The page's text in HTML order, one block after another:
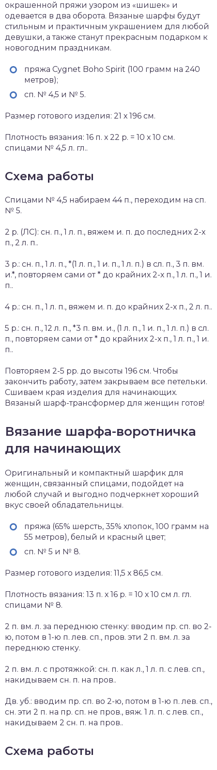
окрашенной пряжи узором из «шишек» и
одевается в два оборота. Вязаные шарфы будут
стильным и практичным украшением для любой
девушки, а также станут прекрасным подарком к
новогодним праздникам.
пряжа Cygnet Boho Spirit (100 грамм на 240
метров);
сп. № 4,5 и № 5.
Размер готового изделия: 21 х 196 см.
Плотность вязания: 16 п. х 22 р. = 10 х 10 см.
спицами № 4,5 л. гл..
Схема работы
Спицами № 4,5 набираем 44 п., переходим на сп.
№ 5.
2 р. (ЛС): сн. п., 1 л. п., вяжем и. п. до последних 2-х
п., 2 л. п..
3 р.: сн. п., 1 л. п., *(1 л. п., 1 и. п., 1 л. п.) в сл. п., 3 п. вм.
и.*, повторяем сами от * до крайних 2-х п., 1 л. п., 1 и.
п..
4 р.: сн. п., 1 л. п., вяжем и. п. до крайних 2-х п., 2 л. п..
5 р.: сн. п., 12 л. п., *3 п. вм. и., (1 л. п., 1 и. п., 1 л. п.) в сл.
п., повторяем сами от * до крайних 2-х п., 1 л. п., 1 и.
п..
Повторяем 2-5 рр. до высоты 196 см. Чтобы
закончить работу, затем закрываем все петельки.
Сшиваем края изделия для начинающих.
Вязаный шарф-трансформер для женщин готов!
Вязание шарфа-воротничка
для начинающих
Оригинальный и компактный шарфик для
женщин, связанный спицами, подойдет на
любой случай и выгодно подчеркнет хороший
вкус своей обладательницы.
пряжа (65% шерсть, 35% хлопок, 100 грамм на
55 метров), белый и красный цвет;
сп. № 5 и № 8.
Размер готового изделия: 11,5 х 86,5 см.
Плотность вязания: 13 п. х 16 р. = 10 х 10 см л. гл.
спицами № 8.
2 п. вм. л. за переднюю стенку: вводим пр. сп. во 2-
ю, потом в 1-ю п. лев. сп., пров. эти 2 п. вм. л. за
переднюю стенку.
2 п. вм. л. с протяжкой: сн. п. как л., 1 л. п. с лев. сп.,
накидываем сн. п. на пров..
Дв. уб.: вводим пр. сп. во 2-ю, потом в 1-ю п. лев. сп.,
сн. эти 2 п. на пр. сп. не пров., вяж. 1 л. п. с лев. сп.,
накидываем 2 сн. п. на пров..
Схема работы